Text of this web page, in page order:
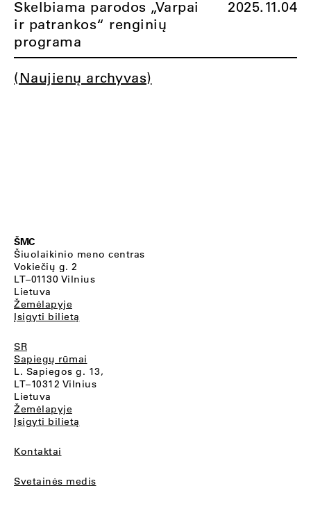
Skelbiama parodos „Varpai
ir patrankos“ renginių
programa
2025.11.04
(Naujienų archyvas)
ŠMC
Šiuolaikinio meno centras
Vokiečių g. 2
LT–01130 Vilnius
Lietuva
Žemėlapyje
Įsigyti bilietą
SR
Sapiegų rūmai
L. Sapiegos g. 13,
LT–10312 Vilnius
Lietuva
Žemėlapyje
Įsigyti bilietą
Kontaktai
Svetainės medis